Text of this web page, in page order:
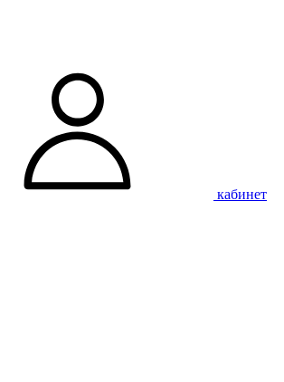
кабинет